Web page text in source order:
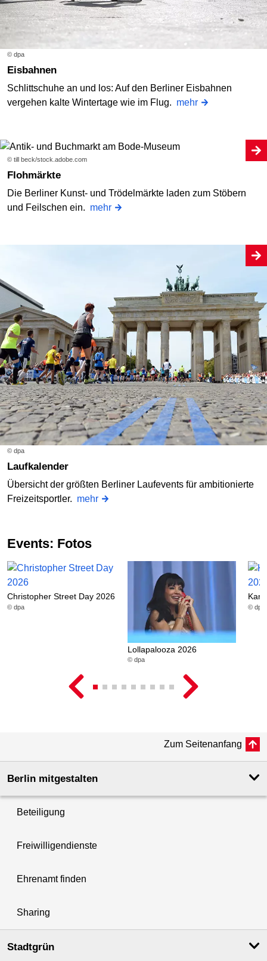
© dpa
Eisbahnen
Schlittschuhe an und los: Auf den Berliner Eisbahnen
vergehen kalte Wintertage wie im Flug. mehr
© till beck/stock.adobe.com
Flohmärkte
Die Berliner Kunst- und Trödelmärkte laden zum Stöbern
und Feilschen ein. mehr
© dpa
Laufkalender
Übersicht der größten Berliner Laufevents für ambitionierte
Freizeitsportler. mehr
Events: Fotos
Christopher Street Day 2026
© dpa
Lollapalooza 2026
© dpa
© dpa
Zum Seitenanfang
Berlin mitgestalten
Beteiligung
Freiwilligendienste
Ehrenamt finden
Sharing
Stadtgrün